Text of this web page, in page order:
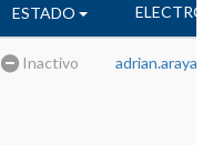
ESTADO
Inactivo